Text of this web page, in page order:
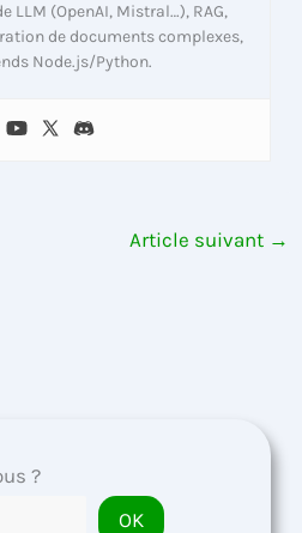
LLM (OpenAI, Mistral…), RAG,
de documents complexes,
Node.js/Python.
Article suivant →
?
OK